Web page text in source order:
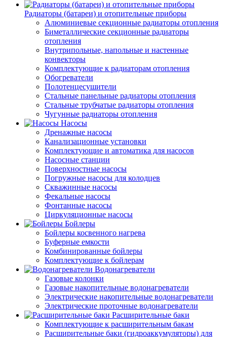
Радиаторы (батареи) и отопительные приборы
Алюминиевые секционные радиаторы отопления
Биметаллические секционные радиаторы
отопления
Внутрипольные, напольные и настенные
конвекторы
Комплектующие к радиаторам отопления
Обогреватели
Полотенцесушители
Стальные панельные радиаторы отопления
Стальные трубчатые радиаторы отопления
Чугунные радиаторы отопления
Насосы
Дренажные насосы
Канализационные установки
Комплектующие и автоматика для насосов
Насосные станции
Поверхностные насосы
Погружные насосы для колодцев
Скважинные насосы
Фекальные насосы
Фонтанные насосы
Циркуляционные насосы
Бойлеры
Бойлеры косвенного нагрева
Буферные емкости
Комбинированные бойлеры
Комплектующие к бойлерам
Водонагреватели
Газовые колонки
Газовые накопительные водонагреватели
Электрические накопительные водонагреватели
Электрические проточные водонагреватели
Расширительные баки
Комплектующие к расширительным бакам
Расширительные баки (гидроаккумуляторы) для